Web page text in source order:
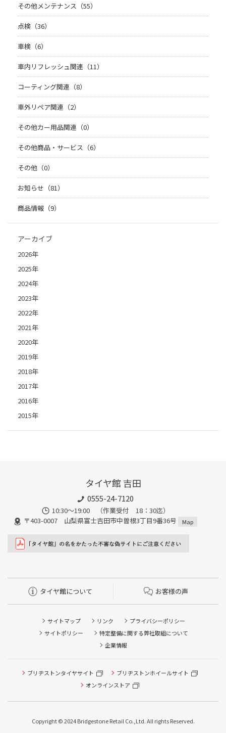
その他メンテナンス（55）
点検（36）
車検（6）
車内リフレッシュ関連（11）
コーティング関連（8）
車外リペア関連（2）
その他カー用品関連（0）
その他商品・サービス（6）
その他（0）
お知らせ（81）
商品情報（9）
アーカイブ
2026年
2025年
2024年
2023年
2022年
2021年
2020年
2019年
2018年
2017年
2016年
2015年
タイヤ館 吉田
0555-24-7120
10:30～19:00 （作業受付 18：30迄）
〒403-0007 山梨県富士吉田市中曽根3丁目9番36号
Map
タイヤ館について お客様の声
サイトマップ リンク
プライバシーポリシー
サイトポリシー
特定整備に関する弊社取組について
企業情報
ブリヂストンタイヤサイト
ブリヂストンホイールサイト
オンラインストア
Copyright © 2024 Bridgestone Retail Co.,Ltd. All rights Reserved.
タイヤ点検・安全点検/タイヤ履き替え/オイル交換/その他
ピット作業の予約
本日のタイヤ履き替え順番待ち予約 ※クローク契約会員の